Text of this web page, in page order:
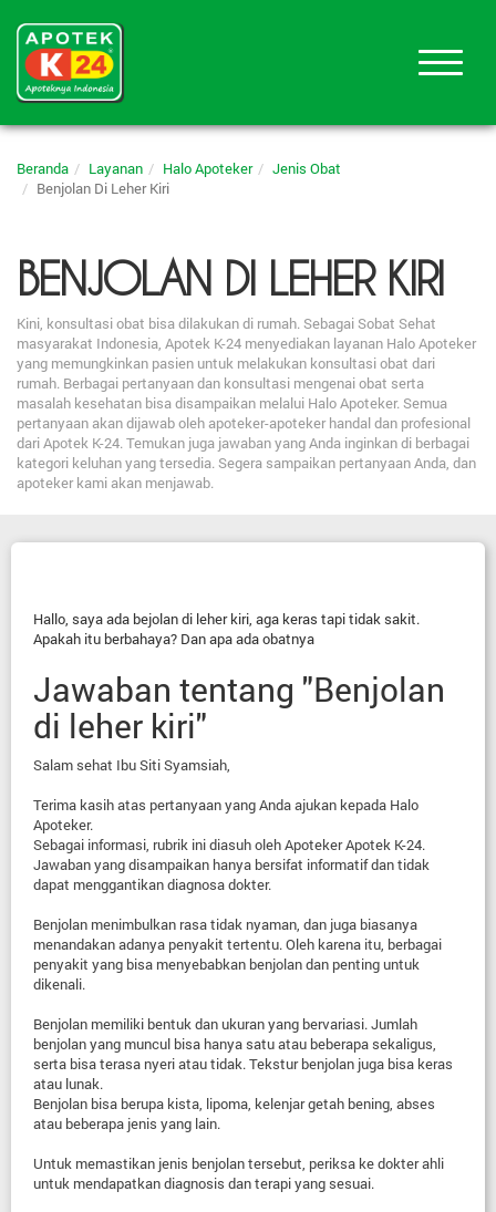
Beranda Layanan Halo Apoteker
Jenis Obat
Benjolan Di Leher Kiri
BENJOLAN DI LEHER KIRI
Kini, konsultasi obat bisa dilakukan di rumah. Sebagai Sobat Sehat
masyarakat Indonesia, Apotek K-24 menyediakan layanan Halo Apoteker
yang memungkinkan pasien untuk melakukan konsultasi obat dari
rumah. Berbagai pertanyaan dan konsultasi mengenai obat serta
masalah kesehatan bisa disampaikan melalui Halo Apoteker. Semua
pertanyaan akan dijawab oleh apoteker-apoteker handal dan profesional
dari Apotek K-24. Temukan juga jawaban yang Anda inginkan di berbagai
kategori keluhan yang tersedia. Segera sampaikan pertanyaan Anda, dan
apoteker kami akan menjawab.
Hallo, saya ada bejolan di leher kiri, aga keras tapi tidak sakit.
Apakah itu berbahaya? Dan apa ada obatnya
Jawaban tentang "Benjolan
di leher kiri"
Salam sehat Ibu Siti Syamsiah,
Terima kasih atas pertanyaan yang Anda ajukan kepada Halo
Apoteker.
Sebagai informasi, rubrik ini diasuh oleh Apoteker Apotek K-24.
Jawaban yang disampaikan hanya bersifat informatif dan tidak
dapat menggantikan diagnosa dokter.
Benjolan menimbulkan rasa tidak nyaman, dan juga biasanya
menandakan adanya penyakit tertentu. Oleh karena itu, berbagai
penyakit yang bisa menyebabkan benjolan dan penting untuk
dikenali.
Benjolan memiliki bentuk dan ukuran yang bervariasi. Jumlah
benjolan yang muncul bisa hanya satu atau beberapa sekaligus,
serta bisa terasa nyeri atau tidak. Tekstur benjolan juga bisa keras
atau lunak.
Benjolan bisa berupa kista, lipoma, kelenjar getah bening, abses
atau beberapa jenis yang lain.
Untuk memastikan jenis benjolan tersebut, periksa ke dokter ahli
untuk mendapatkan diagnosis dan terapi yang sesuai.